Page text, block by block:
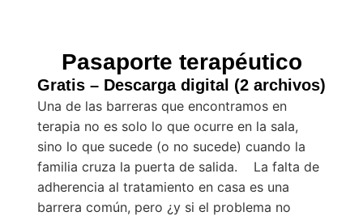
Pasaporte terapéutico
Gratis – Descarga digital (2 archivos)
Una de las barreras que encontramos en
terapia no es solo lo que ocurre en la sala,
sino lo que sucede (o no sucede) cuando la
familia cruza la puerta de salida. La falta de
adherencia al tratamiento en casa es una
barrera común, pero ¿y si el problema no